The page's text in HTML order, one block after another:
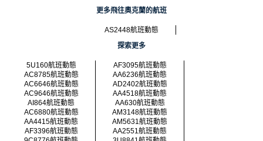
更多飛往奧克蘭的航班
AS2448航班動態
探索更多
5U160航班動態
AF3095航班動態
AC8785航班動態
AA6236航班動態
AC6646航班動態
AD2402航班動態
AC9646航班動態
AA4518航班動態
AI864航班動態
AA630航班動態
AC6880航班動態
AM3148航班動態
AA4415航班動態
AM5631航班動態
AF3396航班動態
AA2551航班動態